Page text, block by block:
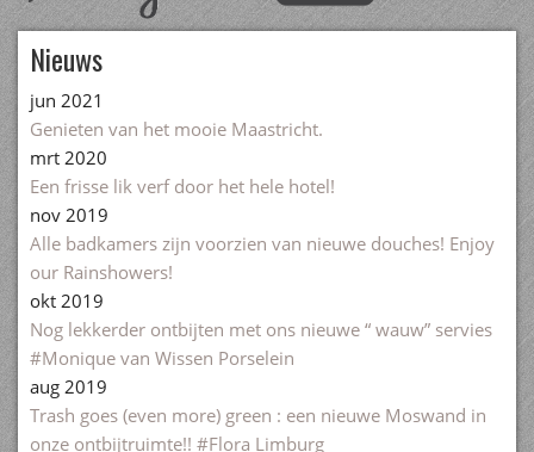
Nieuws
jun 2021
Genieten van het mooie Maastricht.
mrt 2020
Een frisse lik verf door het hele hotel!
nov 2019
Alle badkamers zijn voorzien van nieuwe douches! Enjoy
our Rainshowers!
okt 2019
Nog lekkerder ontbijten met ons nieuwe “ wauw” servies
#Monique van Wissen Porselein
aug 2019
Trash goes (even more) green : een nieuwe Moswand in
onze ontbijtruimte!! #Flora Limburg